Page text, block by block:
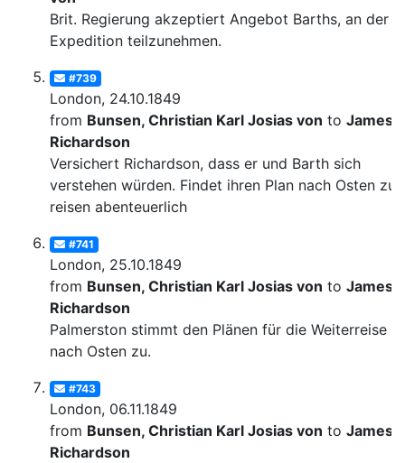
Brit. Regierung akzeptiert Angebot Barths, an der
Expedition teilzunehmen.
#739
London, 24.10.1849
from Bunsen, Christian Karl Josias von to James
Richardson
Versichert Richardson, dass er und Barth sich
verstehen würden. Findet ihren Plan nach Osten zu
reisen abenteuerlich
#741
London, 25.10.1849
from Bunsen, Christian Karl Josias von to James
Richardson
Palmerston stimmt den Plänen für die Weiterreise
nach Osten zu.
#743
London, 06.11.1849
from Bunsen, Christian Karl Josias von to James
Richardson